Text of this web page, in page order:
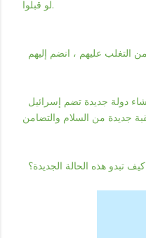
لو قبلوا.
كيف تبدو هذه الحالة الجديدة؟